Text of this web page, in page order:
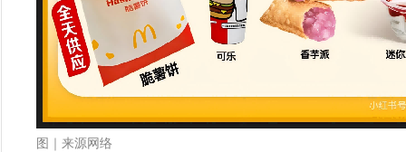
图｜来源网络